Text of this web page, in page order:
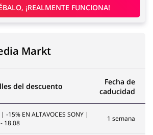
¡REALMENTE FUNCIONA!
Markt
del descuento
Fecha de
caducidad
-15% EN ALTAVOCES SONY |
18.08
1 semana